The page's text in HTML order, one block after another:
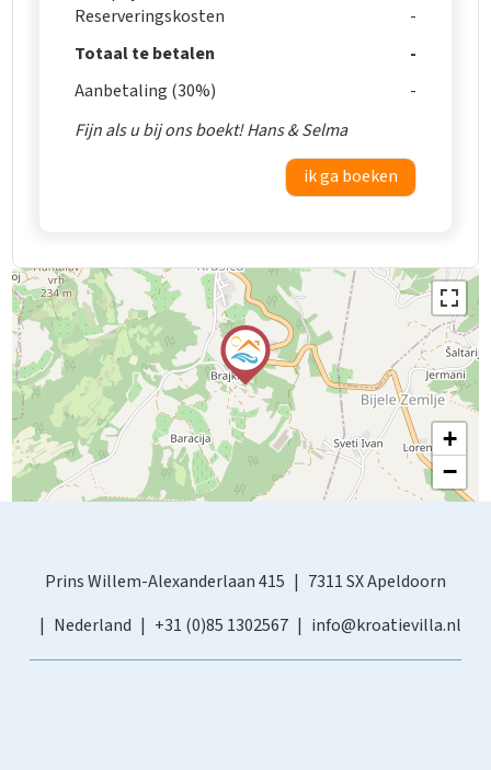
Reserveringskosten
Totaal te betalen
Aanbetaling (30%)
Fijn als u bij ons boekt! Hans & Selma
ik ga boeken
+
−
Prins Willem-Alexanderlaan 415
7311 SX Apeldoorn
Nederland
+31 (0)85 1302567 info@kroatievilla.nl